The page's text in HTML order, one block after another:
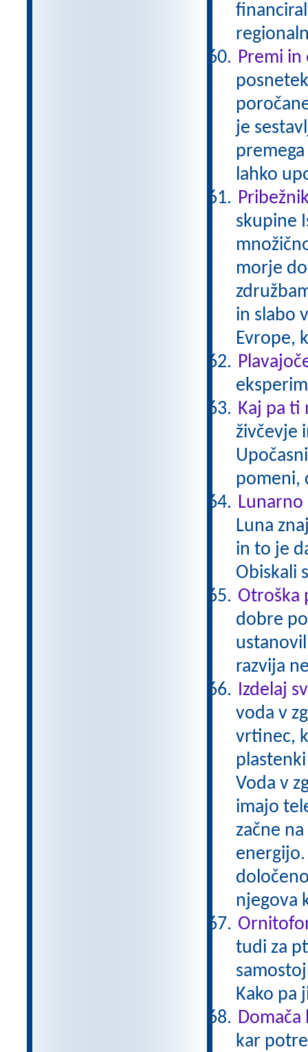
Premi
je
lahko
skupine
morje
in slabo
Evrope,
Kaj pa ti
živčevje
pomeni,
Luna
in to je
Obiskali
Otroška
dobre
razvija
Izdelaj
voda v
vrtinec,
Voda v
imajo
začne
njegova
tudi za
Kako pa
kar